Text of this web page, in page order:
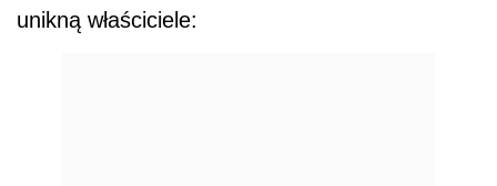
unikną właściciele: